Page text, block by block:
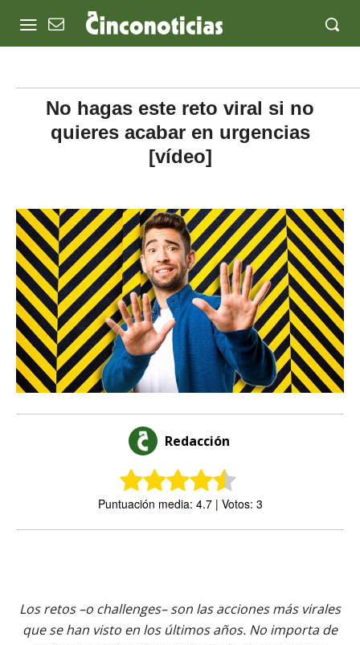
No hagas este reto viral si no
quieres acabar en urgencias
[vídeo]
Redacción
Puntuación media: 4.7 | Votos: 3
Los retos –o challenges– son las acciones más virales
que se han visto en los últimos años. No importa de